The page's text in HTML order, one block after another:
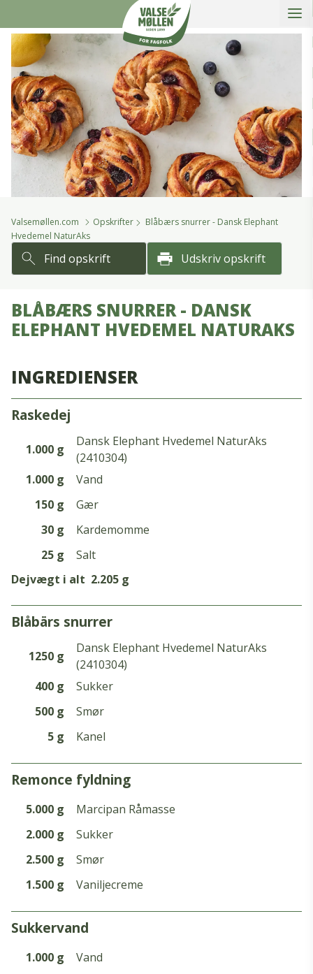
Valsemøllen A/S
Valsemøllen.com Opskrifter
Blåbærs snurrer - Dansk Elephant
Hvedemel NaturAks
Find opskrift Udskriv opskrift
BLÅBÆRS SNURRER - DANSK
ELEPHANT HVEDEMEL NATURAKS
INGREDIENSER
raskedej
1.000 g
Dansk Elephant Hvedemel NaturAks
(2410304)
1.000 g
Vand
150 g
Gær
30 g
Kardemomme
25 g
Salt
Dejvægt i alt 2.205 g
blåbärs snurrer
1250 g
Dansk Elephant Hvedemel NaturAks
(2410304)
400 g
Sukker
500 g
Smør
5 g
Kanel
remonce fyldning
5.000 g
Marcipan Råmasse
2.000 g
Sukker
2.500 g
Smør
1.500 g
Vaniljecreme
sukkervand
1.000 g
Vand